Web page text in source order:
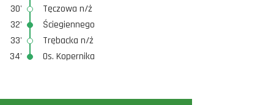
30'
Tęczowa n/ż
32'
Ściegiennego
33'
Trębacka n/ż
34'
Os. Kopernika